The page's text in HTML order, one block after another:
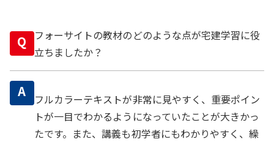
Q
フォーサイトの教材のどのような点が宅建学習に役
立ちましたか？
A
フルカラーテキストが非常に見やすく、重要ポイン
トが一目でわかるようになっていたことが大きかっ
たです。また、講義も初学者にもわかりやすく、繰